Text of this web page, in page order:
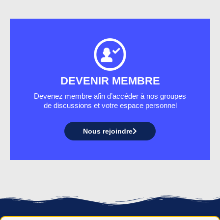
DEVENIR MEMBRE
Devenez membre afin d’accéder à nos groupes
de discussions et votre espace personnel
Nous rejoindre